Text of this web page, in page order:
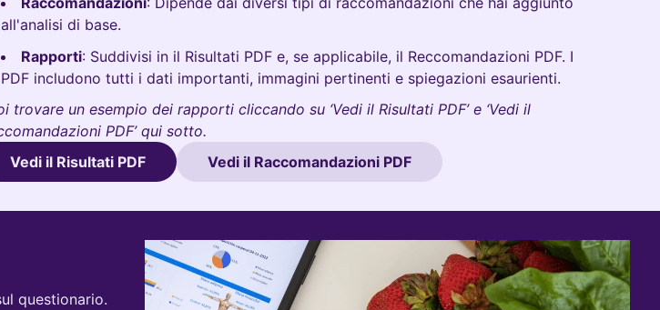
all'analisi di base.
Rapporti: Suddivisi in il Risultati PDF e, se applicabile, il Reccomandazioni PDF. I
PDF includono tutti i dati importanti, immagini pertinenti e spiegazioni esaurienti.
trovare un esempio dei rapporti cliccando su ‘Vedi il Risultati PDF’ e ‘Vedi il
PDF’ qui sotto.
Vedi il Risultati PDF
Vedi il Raccomandazioni PDF
questionario.